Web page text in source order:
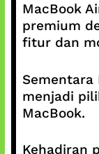
MacBook
premium
fitur dan
Sementara
menjadi
MacBook.
Kehadiran